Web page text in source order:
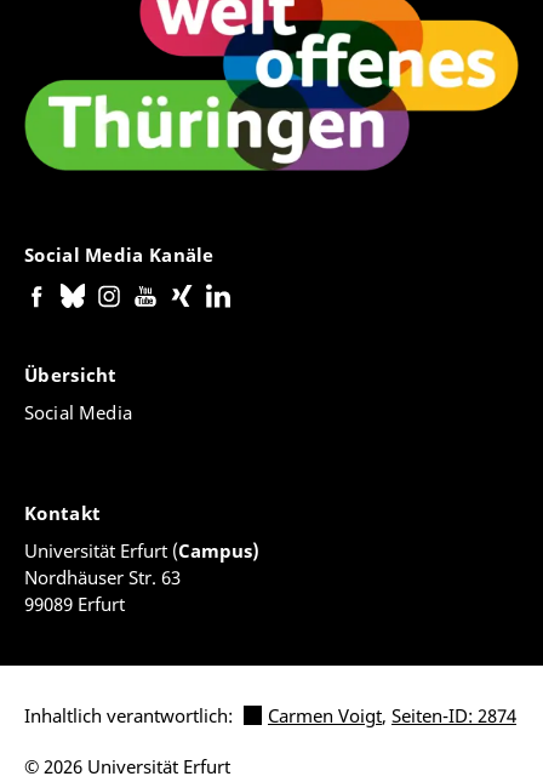
Social Media Kanäle
Übersicht
Social Media
Kontakt
Universität Erfurt (Campus)
Nordhäuser Str. 63
99089 Erfurt
Inhaltlich verantwortlich: Carmen Voigt, Seiten-ID: 2874
© 2026 Universität Erfurt